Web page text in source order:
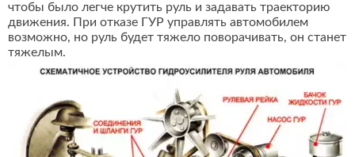
чтобы было легче крутить руль и задавать траекторию
движения. При отказе ГУР управлять автомобилем
возможно, но руль будет тяжело поворачивать, он станет
тяжелым.